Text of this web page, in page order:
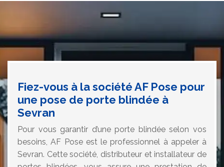
Fiez-vous à la société AF Pose pour
une pose de porte blindée à
Sevran
Pour vous garantir d’une porte blindée selon vos
besoins, AF Pose est le professionnel à appeler à
Sevran. Cette société, distributeur et installateur de